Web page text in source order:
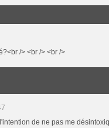
/> <br /> <br />
de ne pas me